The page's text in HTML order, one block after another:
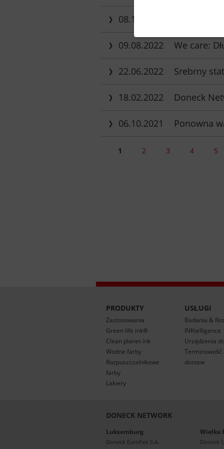
08.11.2022 Niemal
09.08.2022 We care:
22.06.2022 Srebrny
18.02.2022 Doneck
06.10.2021 Ponowna
1 2 3 4 5
PRODUKTY
Zastosowania
Green life ink®
Clean planet ink
Wodne farby
Rozpuszczalnikowe
farby
Lakiery
USŁUGI
Badania &
INKtelligence
Urządzenia
Terminowość
dostaw
DONECK NETWORK
Luksemburg
Doneck Euroflex S.A.
Wielka
Doneck